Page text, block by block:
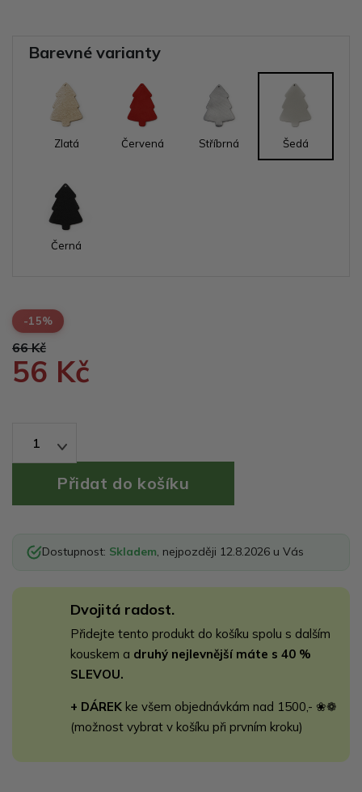
Barevné varianty
Zlatá Červená Stříbrná Šedá
Černá
-15%
66 Kč
56 Kč
1
Dostupnost: Skladem, nejpozději 12.8.2026 u Vás
Dvojitá radost.
Přidejte tento produkt do košíku spolu s dalším
kouskem a druhý nejlevnější máte s 40 %
SLEVOU.
+ DÁREK ke všem objednávkám nad 1500,- ❀❁
(možnost vybrat v košíku při prvním kroku)